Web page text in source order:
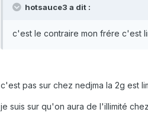
hotsauce3 a dit :
c'est le contraire mon frére c'est
c'est pas sur chez nedjma la 2g est
je suis sur qu'on aura de l'illimité